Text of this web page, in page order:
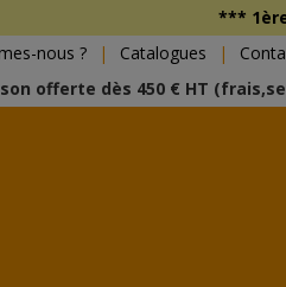
***
nous ?
Catalogues
offerte dès 450 € HT